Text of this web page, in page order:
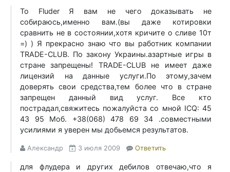
To Fluder Я вам не чего доказывать не
собираюсь,именно вам.(вы даже котировки
сравнить не в состоянии,хотя кричите о сливе 10т
=) ) Я прекрасно знаю что вы работник компании
TRADE-CLUB. По закону Украины.азартные игры в
стране запрещены! TRADE-CLUB не имеет даже
лицензий на данные услуги.По этому,зачем
доверять свои средства,тем более что в стране
запрещен данный вид услуг. Все кто
пострадал,свяжитесь пожалуйста со мной ICQ: 45
43 95 Моб. +38(068) 478 69 34 .совместными
усилиями я уверен мы добьемся результатов.
Александр 3 июля 2009 Ответить
для флудера и других дебилов отвечаю,что я